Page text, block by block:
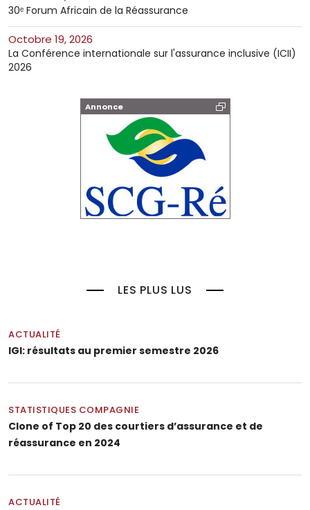
30ᵉ Forum Africain de la Réassurance
octobre 19, 2026
La Conférence internationale sur l'assurance inclusive (ICII)
2026
Annonce
LES PLUS LUS
ACTUALITÉ
IGI: résultats au premier semestre 2026
STATISTIQUES COMPAGNIE
Clone of Top 20 des courtiers d’assurance et de
réassurance en 2024
ACTUALITÉ